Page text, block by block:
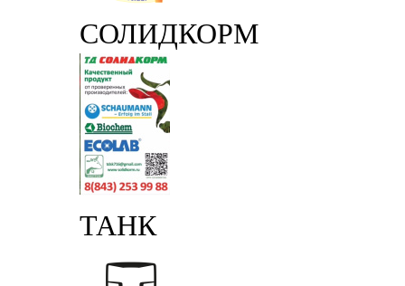
СОЛИДКОРМ
ТАНК